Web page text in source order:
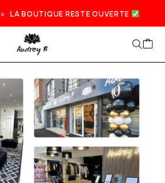
LA BOUTIQUE RESTE OUVERTE